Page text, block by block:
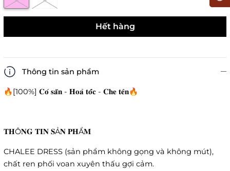
Hết hàng
Thông tin sản phẩm
🔥[100%] 𝐂𝐨́ 𝐬𝐚̆̃𝐧 - 𝐇𝐨𝐚̉ 𝐭𝐨̂́𝐜 - 𝐂𝐡𝐞 𝐭𝐞̂𝐧🔥
𝐓𝐇Ô𝐍𝐆 𝐓𝐈𝐍 𝐒Ả𝐍 𝐏𝐇Ẩ𝐌
CHALEE DRESS (sản phẩm không gọng và không mút),
chất ren phối voan xuyên thấu gợi cảm.